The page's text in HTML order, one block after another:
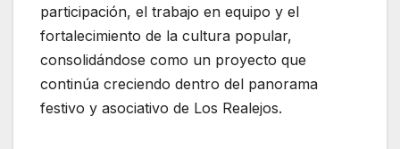
participación, el trabajo en equipo y el
fortalecimiento de la cultura popular,
consolidándose como un proyecto que
continúa creciendo dentro del panorama
festivo y asociativo de Los Realejos.